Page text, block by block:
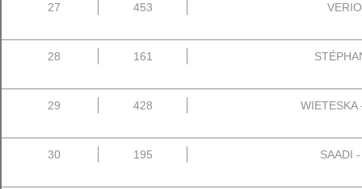
27 453
28 161
29 428
30 195 SAADI